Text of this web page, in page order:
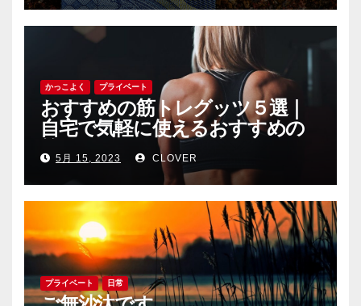
かっこよく プライベート
おすすめの筋トレグッツ５選｜
自宅で気軽に使えるおすすめの
筋トレグッツをご紹介
5月 15, 2023 CLOVER
プライベート 日常